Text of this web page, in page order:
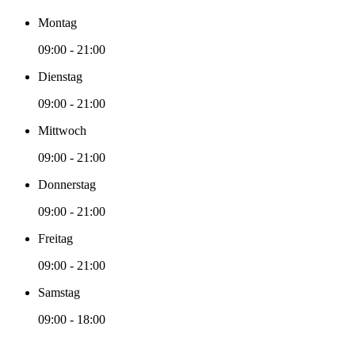
Montag
09:00 - 21:00
Dienstag
09:00 - 21:00
Mittwoch
09:00 - 21:00
Donnerstag
09:00 - 21:00
Freitag
09:00 - 21:00
Samstag
09:00 - 18:00